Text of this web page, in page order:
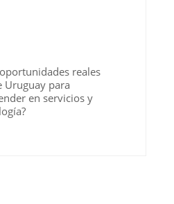
reales
Uruguay para
en servicios y